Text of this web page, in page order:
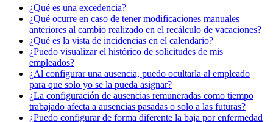
¿Qué es una excedencia?
¿Qué ocurre en caso de tener modificaciones manuales
anteriores al cambio realizado en el recálculo de vacaciones?
¿Qué es la vista de incidencias en el calendario?
¿Puedo visualizar el histórico de solicitudes de mis
empleados?
¿Al configurar una ausencia, puedo ocultarla al empleado
para que solo yo se la pueda asignar?
¿La configuración de ausencias remuneradas como tiempo
trabajado afecta a ausencias pasadas o solo a las futuras?
¿Puedo configurar de forma diferente la baja por enfermedad